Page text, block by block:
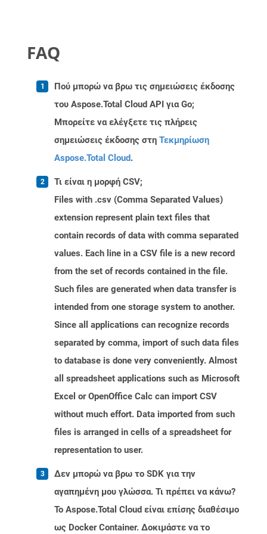
FAQ
Πού μπορώ να βρω τις σημειώσεις έκδοσης
του Aspose.Total Cloud API για Go;
Μπορείτε να ελέγξετε τις πλήρεις
σημειώσεις έκδοσης στη Τεκμηρίωση
Aspose.Total Cloud.
Τι είναι η μορφή CSV;
Files with .csv (Comma Separated Values)
extension represent plain text files that
contain records of data with comma separated
values. Each line in a CSV file is a new record
from the set of records contained in the file.
Such files are generated when data transfer is
intended from one storage system to another.
Since all applications can recognize records
separated by comma, import of such data files
to database is done very conveniently. Almost
all spreadsheet applications such as Microsoft
Excel or OpenOffice Calc can import CSV
without much effort. Data imported from such
files is arranged in cells of a spreadsheet for
representation to user.
Δεν μπορώ να βρω το SDK για την
αγαπημένη μου γλώσσα. Τι πρέπει να κάνω?
Το Aspose.Total Cloud είναι επίσης διαθέσιμο
ως Docker Container. Δοκιμάστε να το